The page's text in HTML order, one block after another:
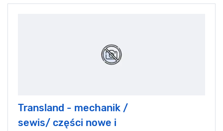
Transland - mechanik /
sewis/ części nowe i